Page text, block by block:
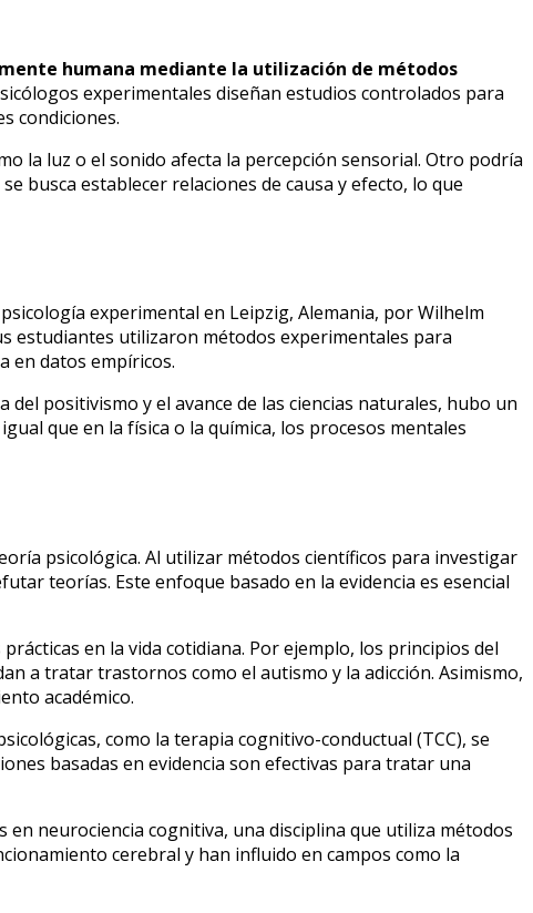
humana mediante la utilización de métodos
experimentales diseñan estudios controlados para
condiciones.
la luz o el sonido afecta la percepción sensorial. Otro podría
busca establecer relaciones de causa y efecto, lo que
experimental en Leipzig, Alemania, por Wilhelm
estudiantes utilizaron métodos experimentales para
en datos empíricos.
positivismo y el avance de las ciencias naturales, hubo un
que en la física o la química, los procesos mentales
psicológica. Al utilizar métodos científicos para investigar
teorías. Este enfoque basado en la evidencia es esencial
en la vida cotidiana. Por ejemplo, los principios del
a tratar trastornos como el autismo y la adicción. Asimismo,
académico.
como la terapia cognitivo-conductual (TCC), se
basadas en evidencia son efectivas para tratar una
neurociencia cognitiva, una disciplina que utiliza métodos
cerebral y han influido en campos como la